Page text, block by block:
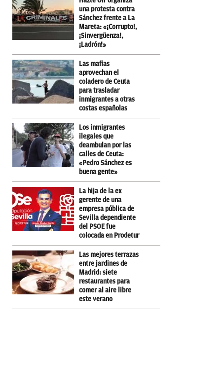
una protesta contra
Sánchez frente a La
Mareta: «¡Corrupto!,
¡Sinvergüenza!,
¡Ladrón!»
Las mafias
aprovechan el
coladero de Ceuta
para trasladar
inmigrantes a otras
costas españolas
Los inmigrantes
ilegales que
deambulan por las
calles de Ceuta:
«Pedro Sánchez es
buena gente»
La hija de la ex
gerente de una
empresa pública de
Sevilla dependiente
del PSOE fue
colocada en Prodetur
Las mejores terrazas
entre jardines de
Madrid: siete
restaurantes para
comer al aire libre
este verano